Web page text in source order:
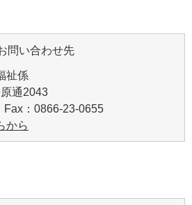
問い合わせ先
祉係
通2043
：0866-23-0655
から